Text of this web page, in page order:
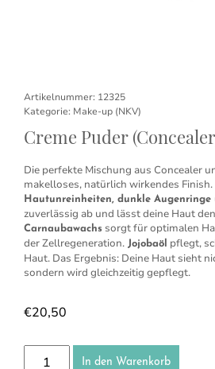
Artikelnummer: 12325
Kategorie: Make-up (NKV)
Creme Puder
Die perfekte Mischung aus Concealer
makelloses, natürlich wirkendes Finish.
Hautunreinheiten, dunkle Augenringe
zuverlässig ab und lässt deine Haut
Carnaubawachs sorgt für optimalen
der Zellregeneration. Jojobaöl
pflegt,
Haut. Das Ergebnis: Deine Haut sieht
sondern wird gleichzeitig gepflegt.
€20,50
Creme Puder (Concealer) Menge
In den Warenkorb